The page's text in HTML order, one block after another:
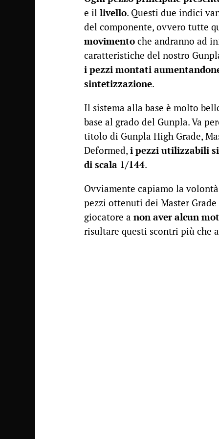
e il livello. Questi due indici
del componente, ovvero tutte
movimento che andranno ad
caratteristiche del nostro
i pezzi montati
sintetizzazione.
Il sistema alla base è molto
base al grado del Gunpla. Va
titolo di Gunpla High Grade,
Deformed, i pezzi utilizzabili
di scala 1/144.
Ovviamente capiamo la
pezzi ottenuti dei Master
giocatore a non aver alcun
risultare questi scontri più